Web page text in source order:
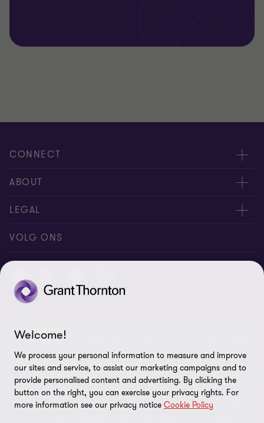
CONNECT
Contacteer ons
Geef ons uw feedback
ABOUT
Persberichten
Over ons
LEGAL
Privacy statement
Cookiebeleid
Disclaimer
Site map
Cookievoorkeuren
VOLG ONS
© 2026 Grant Thornton Belgium BV - Alle rechten voorbehouden.
“Grant Thornton” verwijst naar de merknaam waaronder de leden
van Grant Thornton diensten verlenen aan hun cliënten op het
vlak van assurance, tax en advisory en/of verwijst naar een of
meerdere leden, naargelang de context. Grant Thornton Belgium is
lid van Grant Thornton International Ltd (GTIL). GTIL en haar
leden zijn geen wereldwijd partnerschap. GTIL en elk lid van GTIL
Welcome!
We process your personal information to measure and improve
our sites and service, to assist our marketing campaigns and to
provide personalised content and advertising. By clicking the
button on the right, you can exercise your privacy rights. For
more information see our privacy notice Cookie Policy